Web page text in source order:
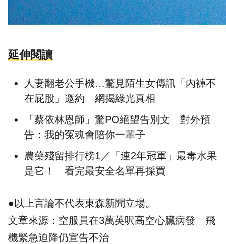
延伸閱讀
人妻翻老公手機…驚見陌生女傳訊「內褲不
在屁股」邀約 網揭綠光真相
「蔡依林恩師」驚PO絕望告別文 對外預
告：我的冤魂會陪你一輩子
農藥殘留排行榜1／「連2年冠軍」最毒水果
是它！ 看完最安全名單再採買
●以上言論不代表東森新聞立場。
文章來源： 空服員在3萬英呎高空心臟病發 飛
機緊急迫降仍宣告不治